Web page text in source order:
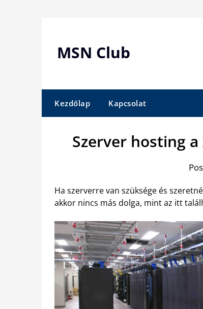
MSN Club
Kezdőlap Kapcsolat
Szerver hosting
Ha szerverre van szüksége és
akkor nincs más dolga, mint az itt